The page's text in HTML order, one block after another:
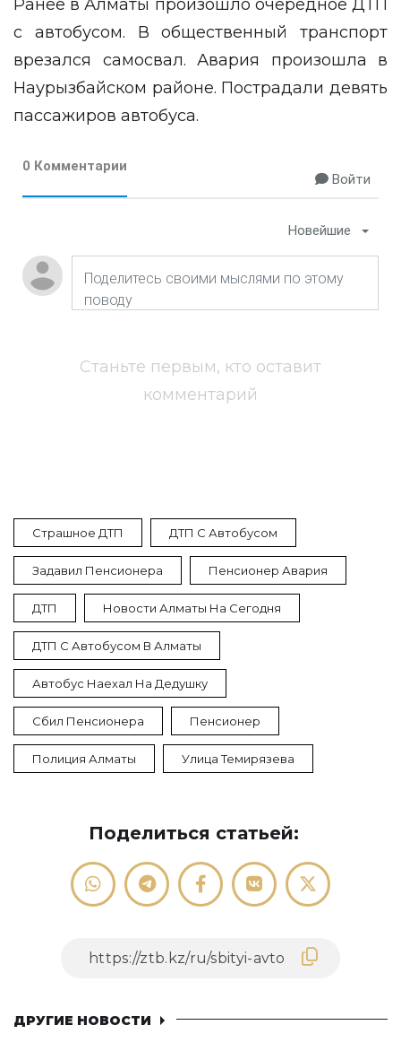
Ранее в Алматы произошло очередное ДТП
с автобусом. В общественный транспорт
врезался самосвал. Авария произошла в
Наурызбайском районе. Пострадали девять
пассажиров автобуса.
0 Комментарии
Войти
Новейшие
Станьте первым, кто оставит
комментарий
Страшное ДТП ДТП С Автобусом
Задавил Пенсионера Пенсионер Авария
ДТП Новости Алматы На Сегодня
ДТП С Автобусом В Алматы
Автобус Наехал На Дедушку
Сбил Пенсионера Пенсионер
Полиция Алматы Улица Темирязева
Поделиться статьей:
ДРУГИЕ НОВОСТИ